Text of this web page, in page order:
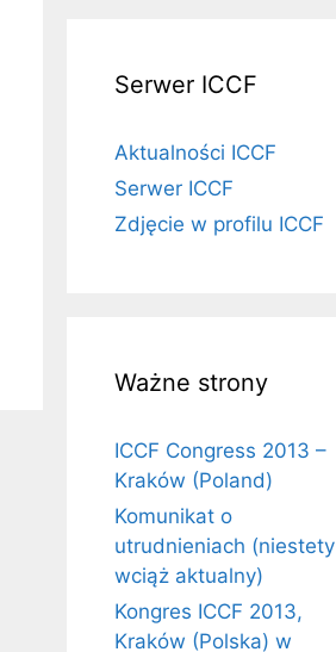
Serwer ICCF
Aktualności ICCF
Serwer ICCF
Zdjęcie w profilu ICCF
Ważne strony
ICCF Congress 2013 –
Kraków (Poland)
Komunikat o
utrudnieniach (niestety
wciąż aktualny)
Kongres ICCF 2013,
Kraków (Polska) w